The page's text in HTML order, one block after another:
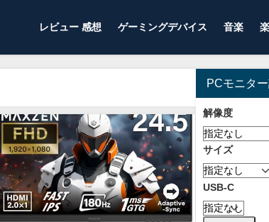
レビュー 感想 ゲーミングデバイス 音楽
PCモニタ
解像度
サイズ
USB-C